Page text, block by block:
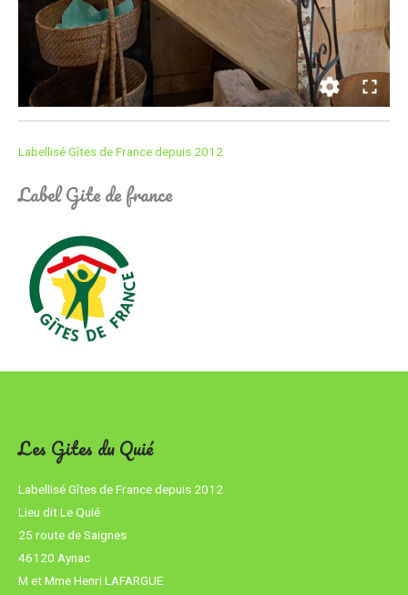
Labellisé Gîtes de France depuis 2012
Label Gite de france
Les Gites du Quié
Labellisé Gîtes de France depuis 2012
Lieu dit Le Quié
25 route de Saignes
46120 Aynac
M et Mme HenriLAFARGUE